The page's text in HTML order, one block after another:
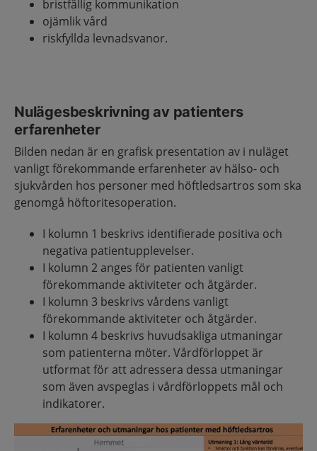
bristfällig kommunikation
ojämlik vård
riskfyllda levnadsvanor.
Nulägesbeskrivning av patienters
erfarenheter
Bilden nedan är en grafisk presentation av i nuläget
vanligt förekommande erfarenheter av hälso- och
sjukvården hos personer med höftledsartros som ska
genomgå höftoritesoperation.
I kolumn 1 beskrivs identifierade positiva och
negativa patientupplevelser.
I kolumn 2 anges för patienten vanligt
förekommande aktiviteter och åtgärder.
I kolumn 3 beskrivs vårdens vanligt
förekommande aktiviteter och åtgärder.
I kolumn 4 beskrivs huvudsakliga utmaningar
som patienterna möter. Vårdförloppet är
utformat för att adressera dessa utmaningar
som även avspeglas i vårdförloppets mål och
indikatorer.